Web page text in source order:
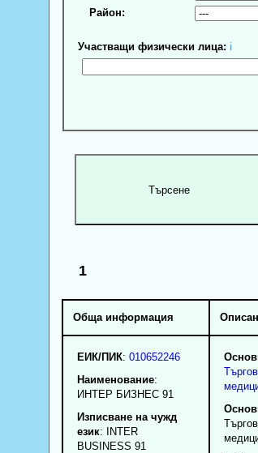
Район:
Участващи физически лица: ℹ
1
Обща информация
ЕИК/ПИК: 010652246
Наименование:
ИНТЕР БИЗНЕС 91
Изписване на чужд
език: INTER
BUSINESS 91